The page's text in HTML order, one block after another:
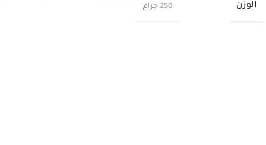
الوزن 250 جرام